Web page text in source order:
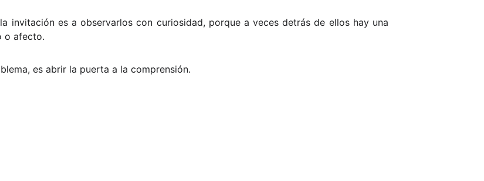
invitación es a observarlos con curiosidad, porque a veces detrás de ellos hay una
o afecto.
es abrir la puerta a la comprensión.